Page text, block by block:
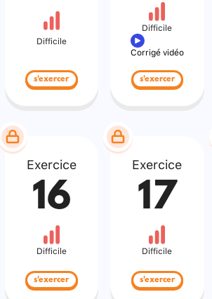
Difficile
s'exercer
Difficile
Corrigé vidéo
s'exercer
Exercice
16
Difficile
s'exercer
Exercice
17
Difficile
s'exercer